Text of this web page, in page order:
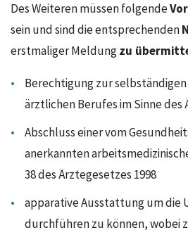
Des Weiteren müssen folgende
sein und sind die entsprechenden
erstmaliger Meldungzu
Berechtigung zur
ärztlichen Berufes im Sinne des
Abschluss einer vom
anerkannten
38 des Ärztegesetzes 1998
apparative Ausstattung um die
durchführen zu können, wobei